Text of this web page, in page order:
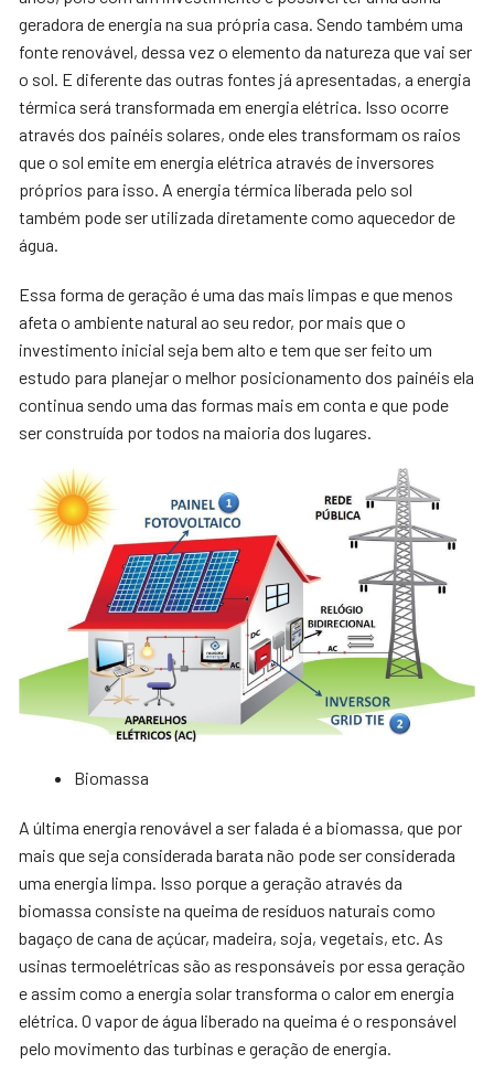
geradora de energia na sua própria casa. Sendo também uma
fonte renovável, dessa vez o elemento da natureza que vai ser
o sol. E diferente das outras fontes já apresentadas, a energia
térmica será transformada em energia elétrica. Isso ocorre
através dos painéis solares, onde eles transformam os raios
que o sol emite em energia elétrica através de inversores
próprios para isso. A energia térmica liberada pelo sol
também pode ser utilizada diretamente como aquecedor de
água.
Essa forma de geração é uma das mais limpas e que menos
afeta o ambiente natural ao seu redor, por mais que o
investimento inicial seja bem alto e tem que ser feito um
estudo para planejar o melhor posicionamento dos painéis ela
continua sendo uma das formas mais em conta e que pode
ser construída por todos na maioria dos lugares.
Biomassa
A última energia renovável a ser falada é a biomassa, que por
mais que seja considerada barata não pode ser considerada
uma energia limpa. Isso porque a geração através da
biomassa consiste na queima de resíduos naturais como
bagaço de cana de açúcar, madeira, soja, vegetais, etc. As
usinas termoelétricas são as responsáveis por essa geração
e assim como a energia solar transforma o calor em energia
elétrica. O vapor de água liberado na queima é o responsável
pelo movimento das turbinas e geração de energia.